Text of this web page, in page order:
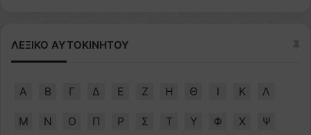
ΛΕΞΙΚΟ ΑΥΤΟΚΙΝΗΤΟΥ
Α Β Γ Δ Ε Ζ Η Θ Ι Κ Λ
Μ Ν Ο Π Ρ Σ Τ Υ Φ Χ Ψ